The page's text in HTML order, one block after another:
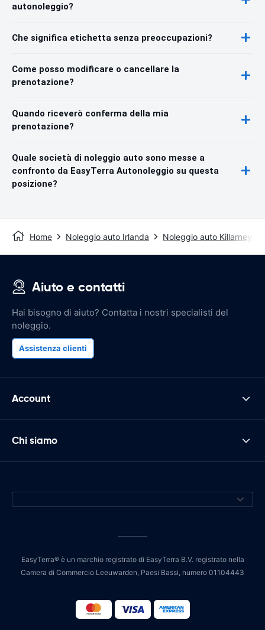
autonoleggio?
Che significa etichetta senza preoccupazioni?
Come posso modificare o cancellare la
prenotazione?
Quando riceverò conferma della mia
prenotazione?
Quale società di noleggio auto sono messe a
confronto da EasyTerra Autonoleggio su questa
posizione?
Home Noleggio auto Irlanda Noleggio auto Killarney
Aiuto e contatti
Hai bisogno di aiuto? Contatta i nostri specialisti del
noleggio.
Assistenza clienti
Account
Chi siamo
EasyTerra® è un marchio registrato di EasyTerra B.V. registrato nella
Camera di Commercio Leeuwarden, Paesi Bassi, numero 01104443